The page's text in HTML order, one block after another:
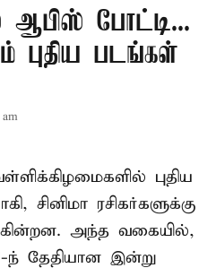
ஆபிஸ் போட்டி...
புதிய படங்கள்
புதிய
சினிமா ரசிகர்களுக்கு
அந்த வகையில்,
தேதியான இன்று